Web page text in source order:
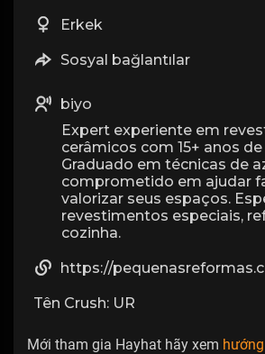
Erkek
Sosyal bağlantılar
biyo
Expert experiente em
cerâmicos com 15+ anos
Graduado em técnicas de
comprometido em ajudar
valorizar seus espaços.
revestimentos especiais,
cozinha.
https://pequenasreformas.com.br/servico/
Tên Crush: UR
Mới tham gia Hayhat hãy xem